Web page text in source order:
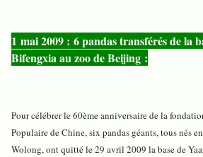
1 mai 2009 : 6 pandas transférés de la
Bifengxia au zoo de Beijing :
Pour célébrer le 60ème anniversaire de la
Populaire de Chine, six pandas géants, tous nés
Wolong, ont quitté le 29 avril 2009 la base de